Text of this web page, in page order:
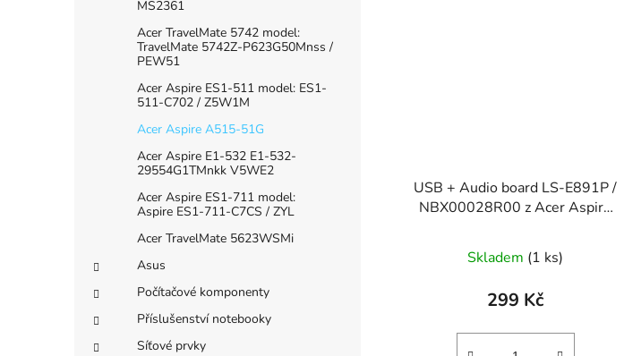
MS2361
Acer TravelMate 5742 model:
TravelMate 5742Z-P623G50Mnss /
PEW51
Acer Aspire ES1-511 model: ES1-
511-C702 / Z5W1M
Acer Aspire A515-51G
Acer Aspire E1-532 E1-532-
29554G1TMnkk V5WE2
Acer Aspire ES1-711 model:
Aspire ES1-711-C7CS / ZYL
Acer TravelMate 5623WSMi
Asus
Počítačové komponenty
Příslušenství notebooky
Síťové prvky
USB + Audio board LS-E891P /
NBX00028R00 z Acer Aspire
Skladem (1 ks)
299 Kč